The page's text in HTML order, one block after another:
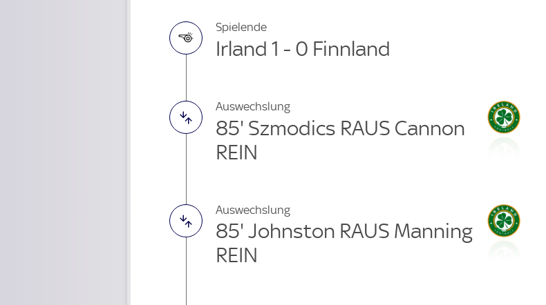
Spielende
Irland 1 - 0 Finnland
Auswechslung
85' Szmodics RAUS Cannon
REIN
Auswechslung
85' Johnston RAUS Manning
REIN